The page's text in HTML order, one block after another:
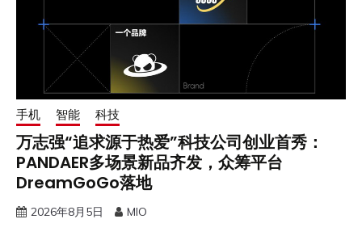
手机 智能 科技
万志强“追求源于热爱”科技公司创业首秀：
PANDAER多场景新品齐发，众筹平台
DreamGoGo落地
2026年8月5日 MIO